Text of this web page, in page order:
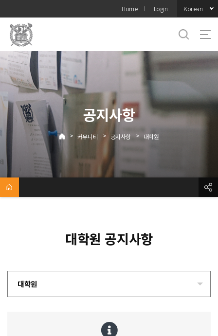
메뉴
Home Login Korean
공지사항
> 커뮤니티 > 공지사항 > 대학원
대학원 공지사항
대학원